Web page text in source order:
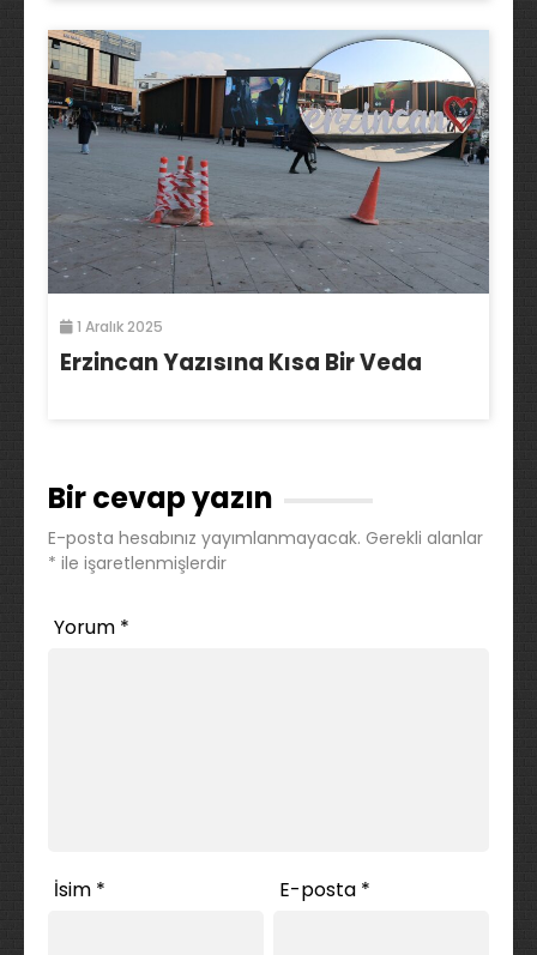
1 Aralık 2025
Erzincan Yazısına Kısa Bir Veda
Bir cevap yazın
E-posta hesabınız yayımlanmayacak. Gerekli alanlar
* ile işaretlenmişlerdir
Yorum *
İsim * E-posta *